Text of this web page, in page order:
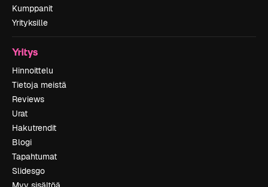
Kumppanit
Yrityksille
Yritys
Hinnoittelu
Tietoja meistä
Reviews
Urat
Hakutrendit
Blogi
Tapahtumat
Slidesgo